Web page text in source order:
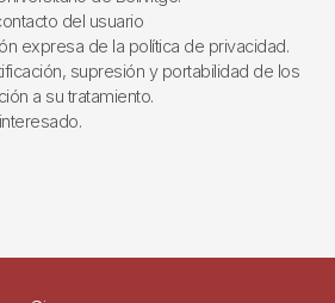
del usuario
expresa de la política de privacidad.
supresión y portabilidad de los
a su tratamiento.